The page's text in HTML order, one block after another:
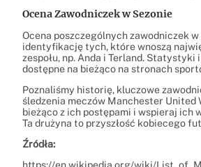
Ocena Zawodniczek w Sezonie
Ocena poszczególnych zawodniczek w
identyfikację tych, które wnoszą
zespołu, np. Anda i Terland. Statystyki
dostępne na bieżąco na stronach
Poznaliśmy historię, kluczowe
śledzenia meczów Manchester United
bieżąco z ich postępami i wspieraj ich
Ta drużyna to przyszłość kobiecego
Źródła: